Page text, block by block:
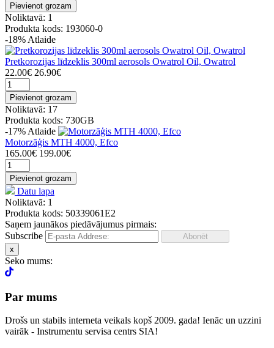
Pievienot grozam
Noliktavā: 1
Produkta kods: 193060-0
-18% Atlaide
Pretkorozijas līdzeklis 300ml aerosols Owatrol Oil, Owatrol
22.00€ 26.90€
Pievienot grozam
Noliktavā: 17
Produkta kods: 730GB
-17% Atlaide
Motorzāģis MTH 4000, Efco
165.00€ 199.00€
Pievienot grozam
Datu lapa
Noliktavā: 1
Produkta kods: 50339061E2
Saņem jaunākos piedāvājumus pirmais:
Subscribe
x
Seko mums:
Par mums
Drošs un stabils interneta veikals kopš 2009. gada! Ienāc un uzzini
vairāk - Instrumentu servisa centrs SIA!